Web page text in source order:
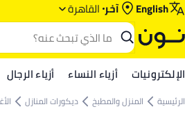
English آخر القاهرة
الإلكترونيات أزياء النساء أزياء الرجال
الرئيسية المنزل والمطبخ ديكورات المنازل